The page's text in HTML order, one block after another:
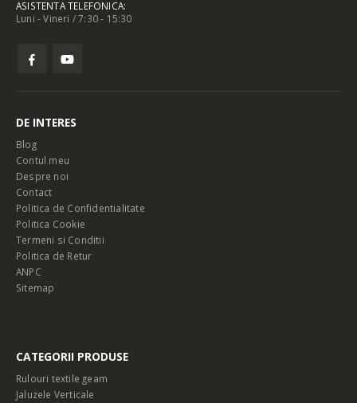
ASISTENTA TELEFONICA:
Luni - Vineri / 7:30 - 15:30
DE INTERES
Blog
Contul meu
Despre noi
Contact
Politica de Confidentialitate
Politica Cookie
Termeni si Conditii
Politica de Retur
ANPC
Sitemap
CATEGORII PRODUSE
Rulouri textile geam
Jaluzele Verticale